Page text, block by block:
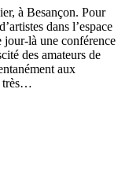
à Besançon. Pour
dans l’espace
là une conférence
des amateurs de
aux
très…